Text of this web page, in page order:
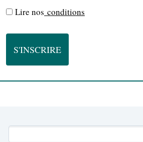
Lire nos conditions